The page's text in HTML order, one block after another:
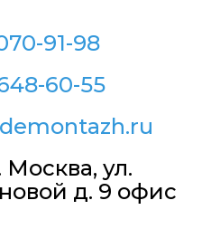
91-98
60-55
Москва, ул.
д. 9 офис